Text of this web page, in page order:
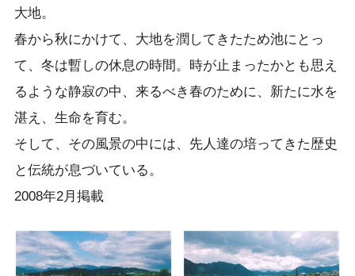
大地。
春から秋にかけて、大地を潤してきたため池にとっ
て、冬は暫しの休息の時間。時が止まったかとも思え
るような静寂の中、来るべき春のために、新たに水を
湛え、生命を育む。
そして、その風景の中には、先人達の培ってきた歴史
と伝統が息づいている。
2008年2月掲載